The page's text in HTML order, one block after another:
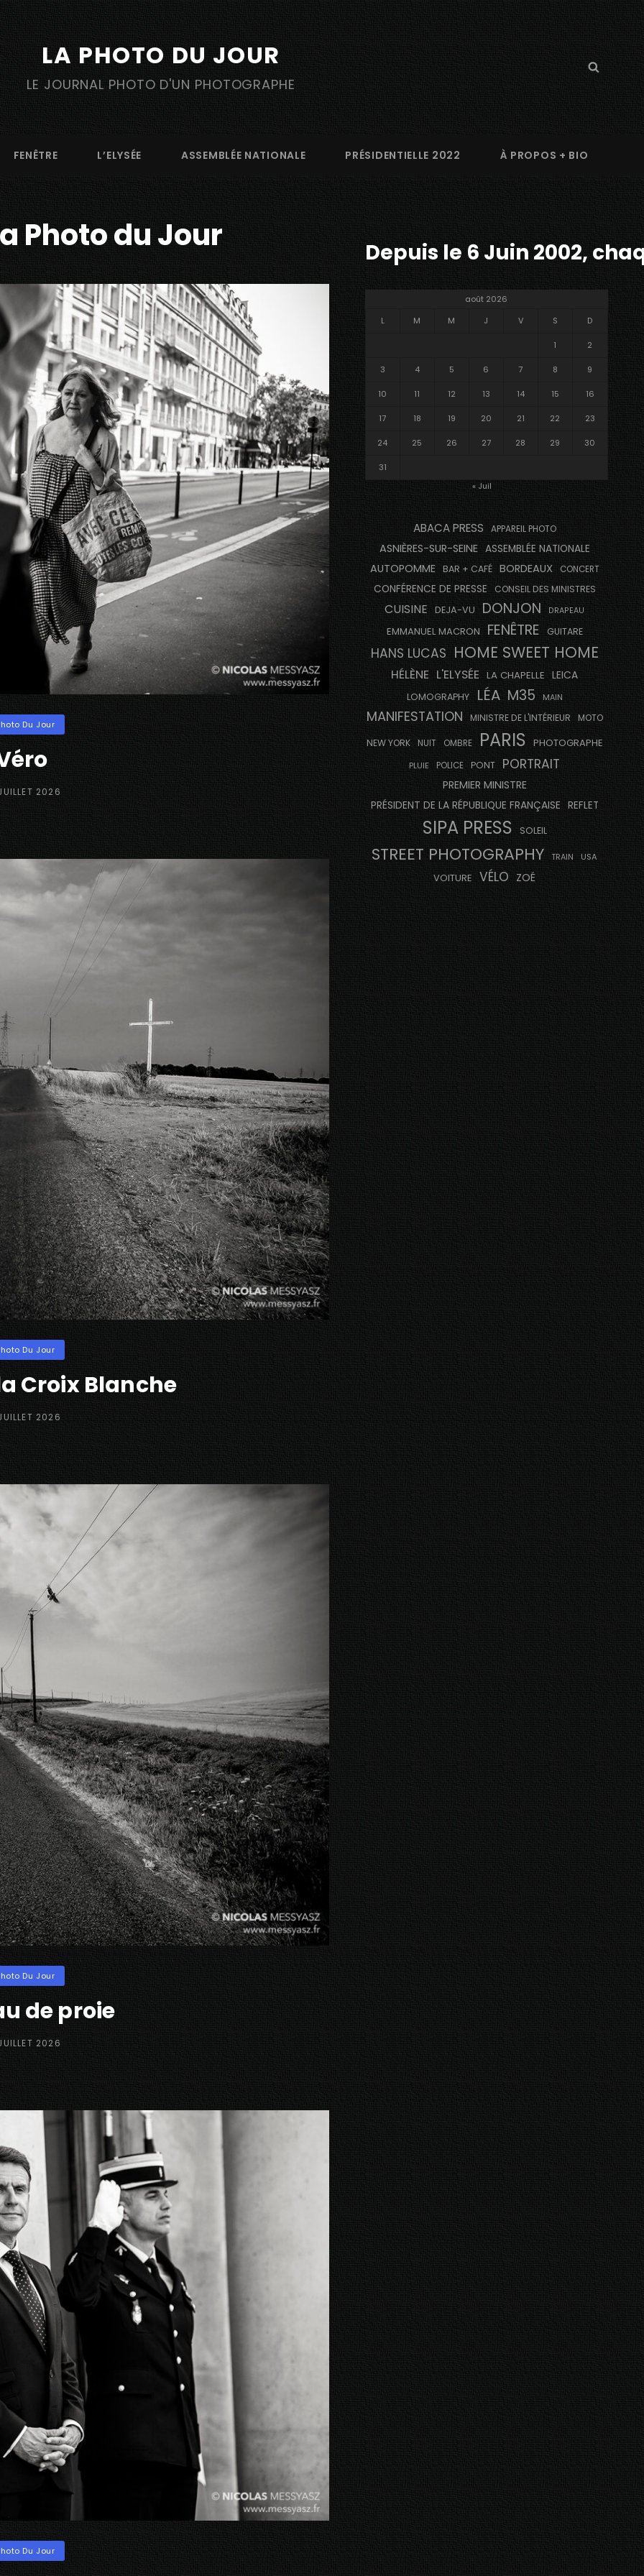
LA PHOTO DU JOUR
LE JOURNAL PHOTO D'UN PHOTOGRAPHE
Search
FENÊTRE L’ELYSÉE ASSEMBLÉE NATIONALE PRÉSIDENTIELLE 2022 À PROPOS + BIO
Photo du Jour
Du Jour
2026
Du Jour
Croix Blanche
2026
Du Jour
de proie
2026
Du Jour
Depuis le 6 Juin 2002,
août 2026
L
M M J V S D
1 2
3 4 5 6 7 8 9
10 11 12 13 14 15 16
17 18 19 20 21 22 23
24 25 26 27 28 29 30
31
« Juil
ABACA PRESS APPAREIL PHOTO
ASNIÈRES-SUR-SEINE ASSEMBLÉE NATIONALE
AUTOPOMME BAR + CAFÉ BORDEAUX CONCERT
CONFÉRENCE DE PRESSE CONSEIL DES MINISTRES
CUISINE DEJA-VU DONJON DRAPEAU
EMMANUEL MACRON FENÊTRE GUITARE
HANS LUCAS HOME SWEET HOME
HÉLÈNE L'ELYSÉE LA CHAPELLE LEICA
LOMOGRAPHY LÉA M35 MAIN
MANIFESTATION MINISTRE DE L'INTÉRIEUR MOTO
NEW YORK NUIT OMBRE PARIS PHOTOGRAPHE
PLUIE POLICE PONT PORTRAIT
PREMIER MINISTRE
PRÉSIDENT DE LA RÉPUBLIQUE FRANÇAISE REFLET
SIPA PRESS SOLEIL
STREET PHOTOGRAPHY TRAIN USA
VOITURE VÉLO ZOÉ